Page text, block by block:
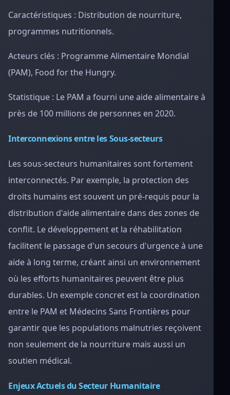
Caractéristiques : Distribution de nourriture,
programmes nutritionnels.
Acteurs clés : Programme Alimentaire Mondial
(PAM), Food for the Hungry.
Statistique : Le PAM a fourni une aide alimentaire à
près de 100 millions de personnes en 2020.
Interconnexions entre les Sous-secteurs
Les sous-secteurs humanitaires sont fortement
interconnectés. Par exemple, la protection des
droits humains est souvent un pré-requis pour la
distribution d'aide alimentaire dans des zones de
conflit. Le développement et la réhabilitation
facilitent le passage d'un secours d'urgence à une
aide à long terme, créant ainsi un environnement
où les efforts humanitaires peuvent être plus
durables. Un exemple concret est la coordination
entre le PAM et Médecins Sans Frontières pour
garantir que les populations malnutries reçoivent
non seulement de la nourriture mais aussi un
soutien médical.
Enjeux Actuels du Secteur Humanitaire